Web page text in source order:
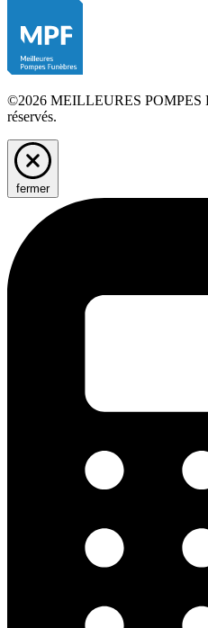
©2026 MEILLEURES POMPES
réservés.
fermer